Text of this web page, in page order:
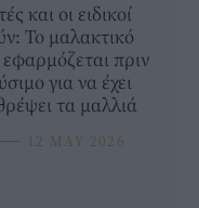
και οι ειδικοί
Το μαλακτικό
πριν
για να έχει
τα μαλλιά
12 MAY 2026